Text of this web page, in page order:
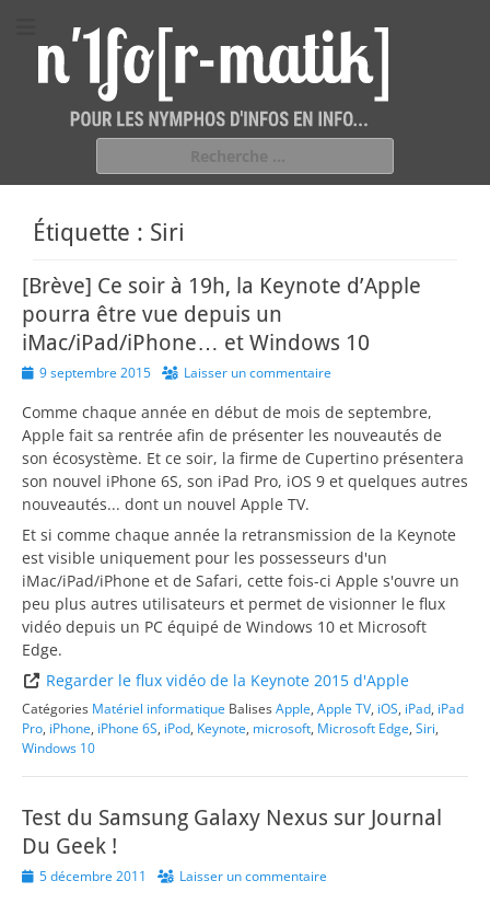
n'1fo[r-matik]
Pour les nymphos d'infos en info…
Étiquette : Siri
[Brève] Ce soir à 19h, la Keynote d’Apple
pourra être vue depuis un
iMac/iPad/iPhone… et Windows 10
Posted
9 septembre 2015 Laisser un commentaire
Comme chaque année en début de mois de septembre,
Apple fait sa rentrée afin de présenter les nouveautés de
son écosystème. Et ce soir, la firme de Cupertino présentera
son nouvel iPhone 6S, son iPad Pro, iOS 9 et quelques autres
nouveautés... dont un nouvel Apple TV.
Et si comme chaque année la retransmission de la Keynote
est visible uniquement pour les possesseurs d'un
iMac/iPad/iPhone et de Safari, cette fois-ci Apple s'ouvre un
peu plus autres utilisateurs et permet de visionner le flux
vidéo depuis un PC équipé de Windows 10 et Microsoft
Edge.
Regarder le flux vidéo de la Keynote 2015 d'Apple
Catégories Matériel informatique BalisesApple, Apple TV, iOS, iPad, iPad
Pro, iPhone, iPhone 6S, iPod, Keynote, microsoft, Microsoft Edge, Siri,
Windows 10
Test du Samsung Galaxy Nexus sur Journal
Du Geek !
Posted
5 décembre 2011 Laisser un commentaire